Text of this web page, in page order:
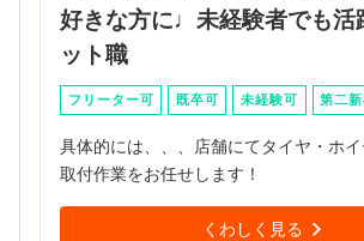
好きな方に♩未経験者でも活
ット職
フリーター可 既卒可 未経験可 第二
具体的には、、、店舗にてタイヤ・ホイ
取付作業をお任せします！
くわしく見る